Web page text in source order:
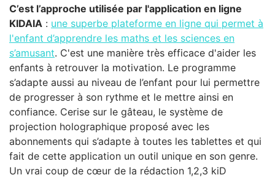
C’est l’approche utilisée par l'application en ligne
KIDAIA : une superbe plateforme en ligne qui permet à
l'enfant d’apprendre les maths et les sciences en
s’amusant. C'est une manière très efficace d'aider les
enfants à retrouver la motivation. Le programme
s’adapte aussi au niveau de l’enfant pour lui permettre
de progresser à son rythme et le mettre ainsi en
confiance. Cerise sur le gâteau, le système de
projection holographique proposé avec les
abonnements qui s’adapte à toutes les tablettes et qui
fait de cette application un outil unique en son genre.
Un vrai coup de cœur de la rédaction 1,2,3 kiD